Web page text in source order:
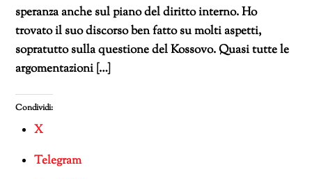
speranza anche sul piano del diritto interno. Ho
trovato il suo discorso ben fatto su molti aspetti,
sopratutto sulla questione del Kossovo. Quasi tutte le
argomentazioni […]
Condividi:
X
Telegram